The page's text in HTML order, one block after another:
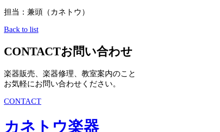
担当：兼頭（カネトウ）
Back to list
CONTACTお問い合わせ
楽器販売、楽器修理、教室案内のこと
お気軽にお問い合わせください。
CONTACT
カネトウ楽器